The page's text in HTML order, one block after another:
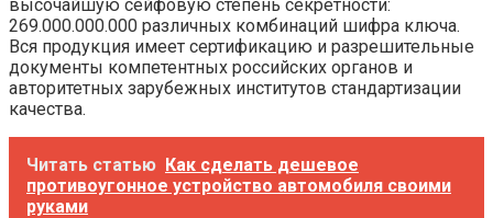
высочайшую сейфовую степень секретности:
269.000.000.000 различных комбинаций шифра ключа.
Вся продукция имеет сертификацию и разрешительные
документы компетентных российских органов и
авторитетных зарубежных институтов стандартизации
качества.
Читать статью Как сделать дешевое
противоугонное устройство автомобиля своими
руками